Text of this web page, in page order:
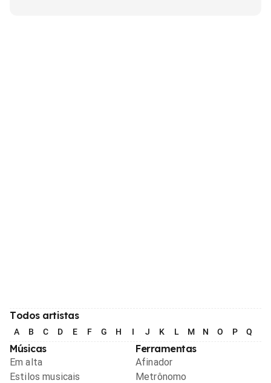
Todos artistas
A B C D E F G H I J K L M N O P Q
Músicas
Em alta
Estilos musicais
Ferramentas
Afinador
Metrônomo